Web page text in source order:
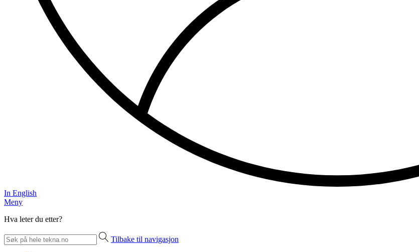
In English
Meny
Hva leter du etter?
Tilbake til navigasjon